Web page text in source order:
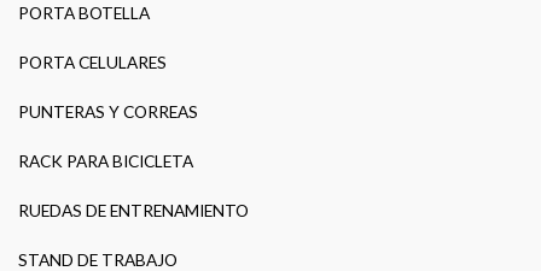
PORTA BOTELLA
PORTA CELULARES
PUNTERAS Y CORREAS
RACK PARA BICICLETA
RUEDAS DE ENTRENAMIENTO
STAND DE TRABAJO